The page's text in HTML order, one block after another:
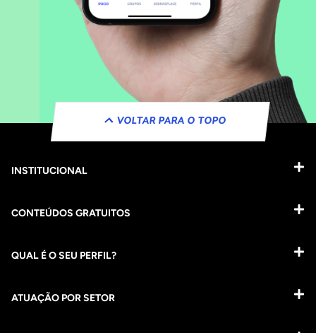
VOLTAR PARA O TOPO
INSTITUCIONAL
CONTEÚDOS GRATUITOS
QUAL É O SEU PERFIL?
ATUAÇÃO POR SETOR